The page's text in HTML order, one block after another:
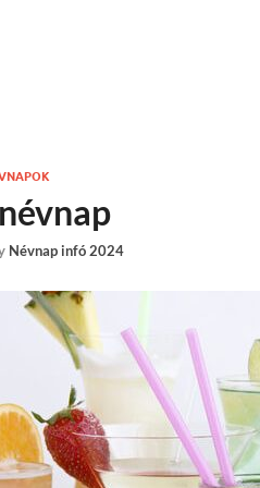
Névnap infó 2024